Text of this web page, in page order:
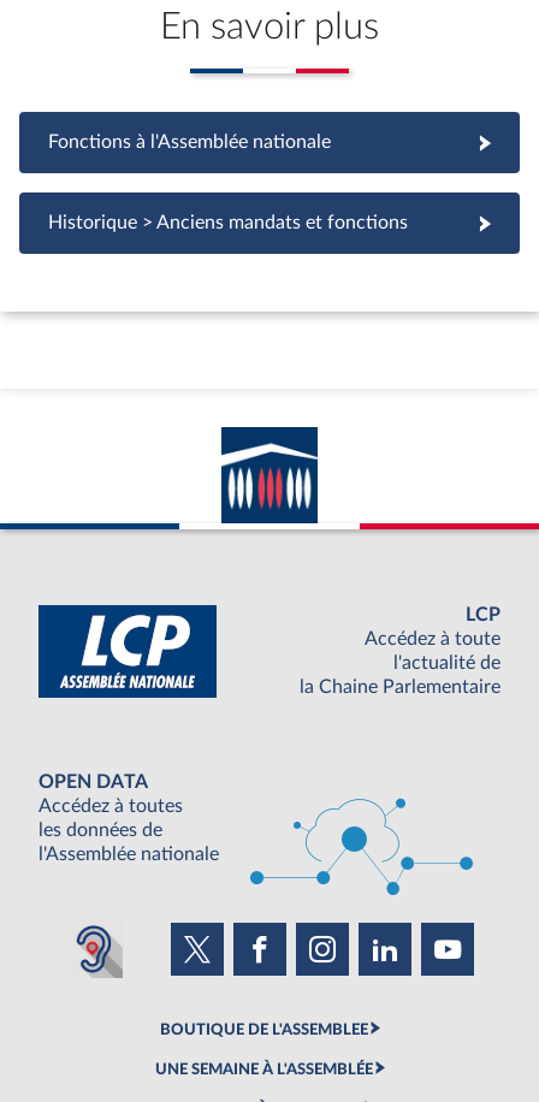
En savoir plus
Fonctions à l'Assemblée nationale
Fonctions à l'Assemblée nationale
Historique > Anciens mandats et fonctions
LCP
Accédez à toute
l'actualité de
la Chaine Parlementaire
OPEN DATA
Accédez à toutes
les données de
l'Assemblée nationale
BOUTIQUE DE L'ASSEMBLEE
UNE SEMAINE À L'ASSEMBLÉE